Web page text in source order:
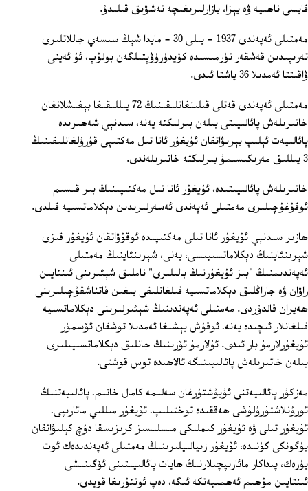
قايسى ناھىيە ۋە يېزا، بازارلىرىغىچە تەشۋىق قىلىدۇ.
مەمتىلى ئەپەندى 1937 - يىلى 30 - مايدا شېڭ سىسەي جاللاتلىرى
تەرىپىدىن قەشقەر تۈرمىسىدە كۆيدۈرۈۋېتىلگەن بولۇپ، ئۇ ئەينى
ۋاقىتتا ئەمدىلا 36 ياشتا ئىدى.
مەمتىلى ئەپەندى قەتلى قىلىنغانلىقىنىڭ 72 يىللىقىغا بېغىشلانغان
خاتىرىلەش پائالىيىتى بىلەن بىرلىكتە يەنە، سىدنېي شەھىرىدە
پائالىيەت ئېلىپ بېرىۋاتقان ئۇيغۇر ئانا تىل مەكتىپى قۇرۇلغانلىقىنىڭ
3 يىللىق مەرىكىسىمۇ بىرلىكتە خاتىرىلەندى.
خاتىرىلەش پائالىيىتىدە، ئۇيغۇر ئانا تىل مەكتىپىنىڭ بىر قىسىم
ئوقۇغۇچىلىرى مەمتىلى ئەپەندى ئەسەرلىرىدىن دېكلاماتسىيە قىلدى.
ھازىر سىدنېي ئۇيغۇر ئانا تىلى مەكتىپىدە ئوقۇۋاتقان ئۇيغۇر قىزى
شېرىنئاينىڭ دېكلاماتسىيىسى، يەنى، شېرىنئاينىڭ مەمتىلى
ئەپەندىمنىڭ "بىز ئۇيغۇرنىڭ بالىلىرى" ناملىق شېئىرىنى ئىنتايىن
راۋان ۋە جاراڭلىق دېكلاماتسىيە قىلغانلىقى يىغىن قاتناشقۇچىلىرىنى
ھەيران قالدۇردى. مەمتىلى ئەپەندىنىڭ شېئىرلىرىنى دېكلاماتسىيە
قىلغانلار ئىچىدە يەنە، ئوقۇش يېشىغا ئەمدىلا توشقان ئۆسمۈر
ئۇيغۇرلارمۇ بار ئىدى. ئۇلارمۇ ئۆزىنىڭ جانلىق دېكلاماتسىيىلىرى
بىلەن خاتىرىلەش پائالىيىتىگە ئالاھىدە تۈس قوشتى.
مەزكۇر پائالىيەتنى ئۇيۇشتۇرغان سەلىمە كامال خانىم، پائالىيەتنىڭ
ئورۇنلاشتۇرۇلۇشى ھەققىدە توختىلىپ، ئۇيغۇر مىللىي مائارىپى،
ئۇيغۇر تىلى ۋە ئۇيغۇر كىملىكى مىسلىسىز كرىزىسقا دۇچ كېلىۋاتقان
بۈگۈنكى كۈنىدە، ئۇيغۇر زىيالىيلىرىنىڭ مەمتىلى ئەپەندىدەك ئوت
يۈرەك، پىداكار مائارىپچىلارنىڭ ھايات پائالىيىتىنى ئۆگىنىشى
ئىنتايىن مۇھىم ئەھمىيەتكە ئىگە، دەپ ئوتتۇرىغا قويدى.